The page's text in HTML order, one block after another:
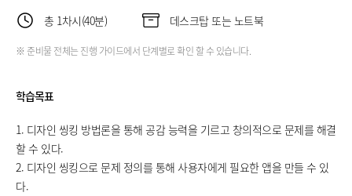
총 1차시(40분)
데스크탑 또는 노트북
※ 준비물 전체는 진행 가이드에서 단계별로 확인 할 수 있습니다.
학습목표
1. 디자인 씽킹 방법론을 통해 공감 능력을 기르고 창의적으로 문제를 해결
할 수 있다.
2. 디자인 씽킹으로 문제 정의를 통해 사용자에게 필요한 앱을 만들 수 있
다.